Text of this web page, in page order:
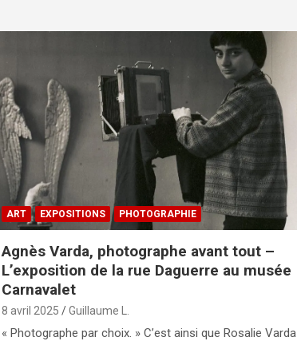
ART EXPOSITIONS PHOTOGRAPHIE
Agnès Varda, photographe avant tout –
L’exposition de la rue Daguerre au musée
Carnavalet
8 avril 2025 Guillaume L.
« Photographe par choix. » C’est ainsi que Rosalie Varda